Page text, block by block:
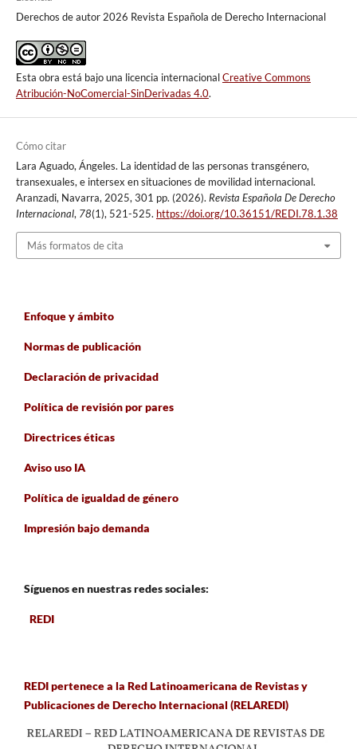
Derechos de autor 2026 Revista Española de Derecho Internacional
Esta obra está bajo una licencia internacionalCreative Commons
Atribución-NoComercial-SinDerivadas 4.0.
Cómo citar
Lara Aguado, Ángeles. La identidad de las personas transgénero,
transexuales, e intersex en situaciones de movilidad internacional.
Aranzadi, Navarra, 2025, 301 pp. (2026). Revista Española De Derecho
Internacional, 78(1), 521-525. https://doi.org/10.36151/REDI.78.1.38
Más formatos de cita
Enfoque y ámbito
Normas de publicación
Declaración de privacidad
Política de revisión por pares
Directrices éticas
Aviso uso IA
Política de igualdad de género
Impresión bajo demanda
Síguenos en nuestras redes sociales:
REDI
REDI pertenece a la Red Latinoamericana de Revistas y
Publicaciones de Derecho Internacional (RELAREDI)